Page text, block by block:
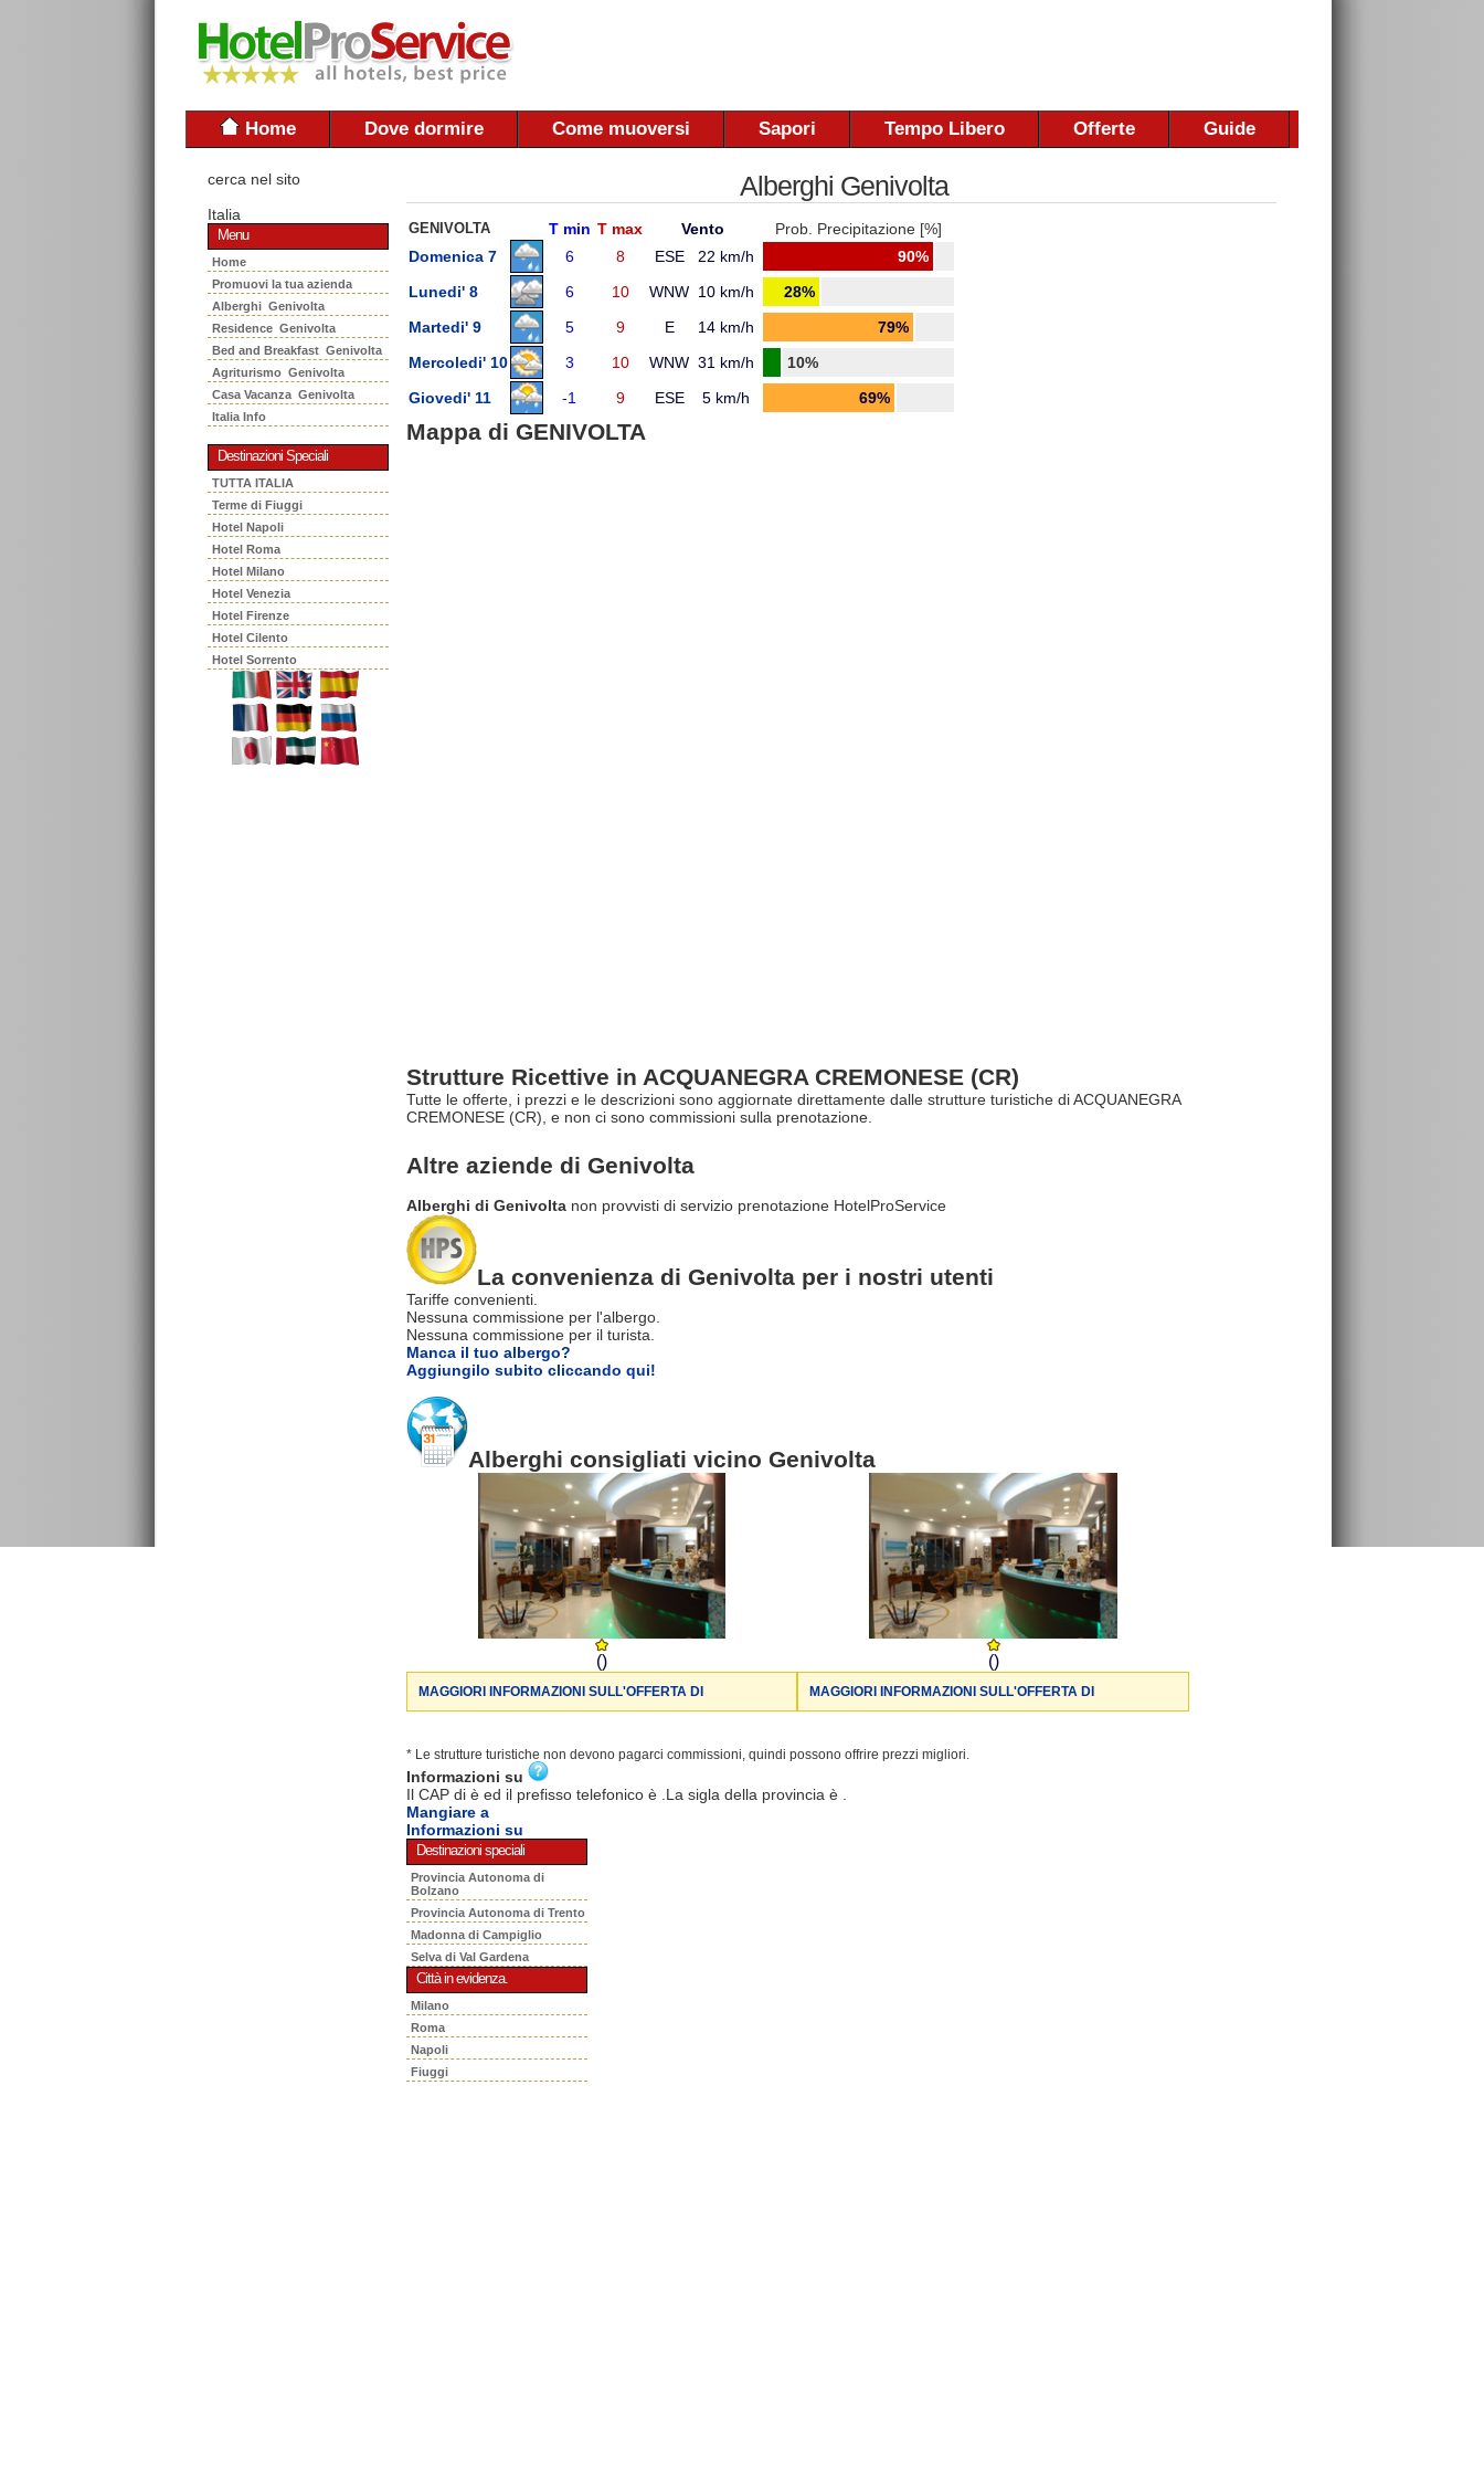
Home Dove dormire Come muoversi Sapori Tempo Libero Offerte Guide
cerca nel sito
Italia
Menu
Home
Promuovi la tua azienda
Alberghi Genivolta
Residence Genivolta
Bed and Breakfast Genivolta
Agriturismo Genivolta
Casa Vacanza Genivolta
Italia Info
Destinazioni Speciali
TUTTA ITALIA
Terme di Fiuggi
Hotel Napoli
Hotel Roma
Hotel Milano
Hotel Venezia
Hotel Firenze
Hotel Cilento
Hotel Sorrento
Alberghi Genivolta
GENIVOLTA T min T max Vento
Prob. Precipitazione [%]
Domenica 7
6 8 ESE 22 km/h
90%
Lunedi' 8
6 10 WNW 10 km/h
28%
Martedi' 9
5 9 E 14 km/h
79%
Mercoledi' 10
3 10 WNW 31 km/h
10%
Giovedi' 11
-1 9 ESE 5 km/h 69%
Mappa di GENIVOLTA
Strutture Ricettive in ACQUANEGRA CREMONESE (CR)
Tutte le offerte, i prezzi e le descrizioni sono aggiornate direttamente dalle strutture turistiche di ACQUANEGRA
CREMONESE (CR), e non ci sono commissioni sulla prenotazione.
Altre aziende di Genivolta
Alberghi di Genivolta non provvisti di servizio prenotazione HotelProService
La convenienza di Genivolta per i nostri utenti
Tariffe convenienti.
Nessuna commissione per l'albergo.
Nessuna commissione per il turista.
Manca il tuo albergo?
Aggiungilo subito cliccando qui!
Alberghi consigliati vicino Genivolta
()
MAGGIORI INFORMAZIONI SULL'OFFERTA DI
()
MAGGIORI INFORMAZIONI SULL'OFFERTA DI
* Le strutture turistiche non devono pagarci commissioni, quindi possono offrire prezzi migliori.
Informazioni su
Il CAP di è ed il prefisso telefonico è .La sigla della provincia è .
Mangiare a
Informazioni su
Destinazioni speciali
Provincia Autonoma di
Bolzano
Provincia Autonoma di Trento
Madonna di Campiglio
Selva di Val Gardena
Città in evidenza.
Milano
Roma
Napoli
Fiuggi